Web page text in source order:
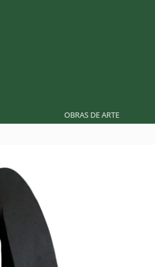
OBRAS DE ARTE